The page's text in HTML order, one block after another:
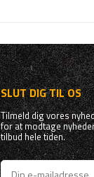
SLUT DIG TIL OS
Tilmeld dig vores
for at modtage
tilbud hele tiden.